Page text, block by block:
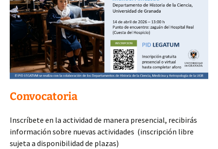
Convocatoria
Inscríbete en la actividad de manera presencial, recibirás
información sobre nuevas actividades (inscripción libre
sujeta a disponibilidad de plazas)